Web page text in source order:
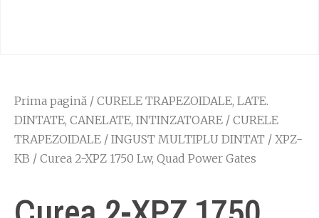
Prima pagină / CURELE TRAPEZOIDALE, LATE.
DINTATE, CANELATE, INTINZATOARE / CURELE
TRAPEZOIDALE / INGUST MULTIPLU DINTAT / XPZ-
KB / Curea 2-XPZ 1750 Lw, Quad Power Gates